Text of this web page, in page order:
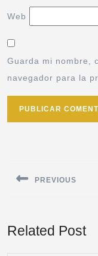
Web
Guarda mi nombre,
navegador para la
PREVIOUS
Related Post